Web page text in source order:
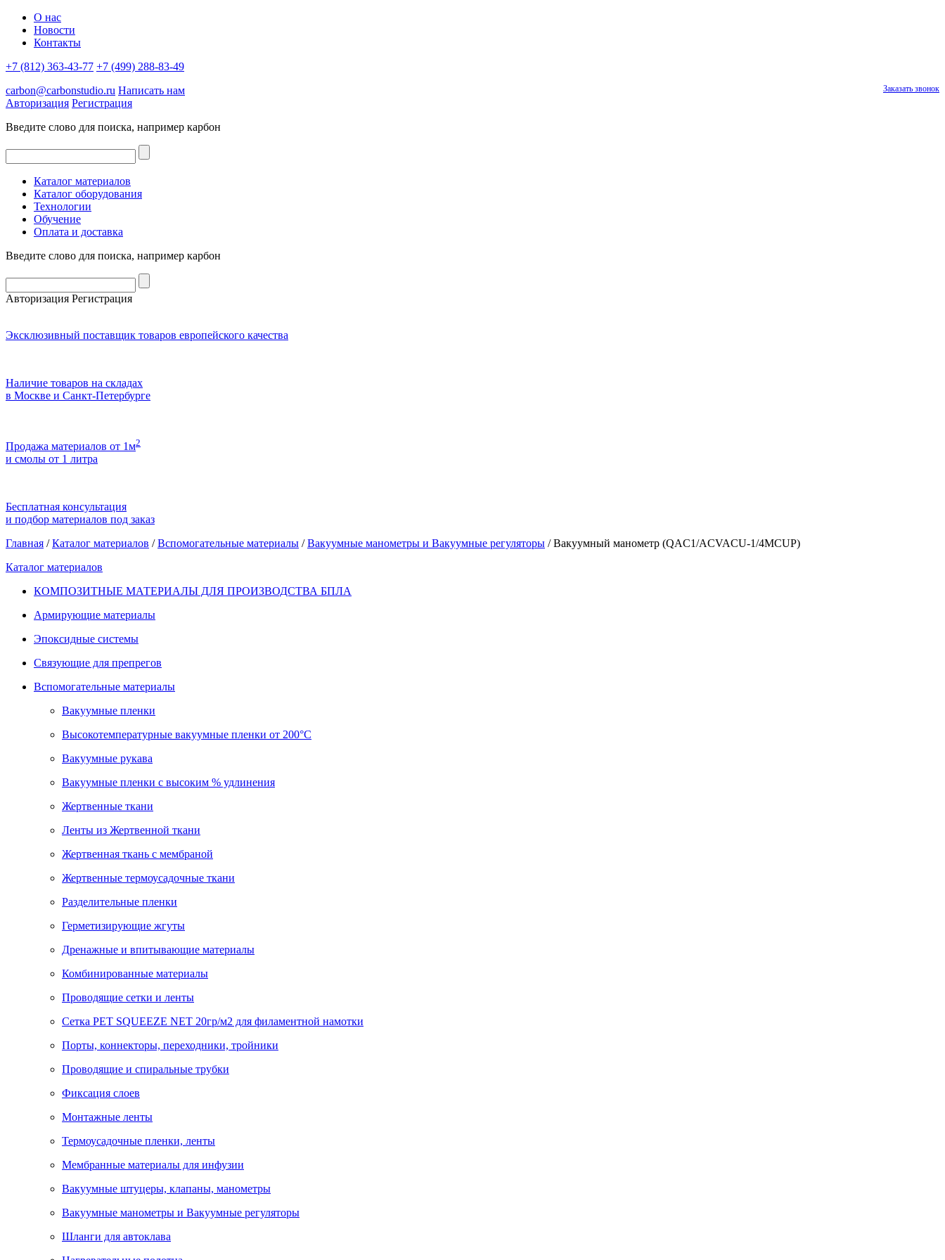
О нас
Новости
Контакты
+7 (812) 363-43-77 +7 (499) 288-83-49
Заказать звонок
carbon@carbonstudio.ru Написать нам
Авторизация Регистрация
Введите слово для поиска, например карбон
Каталог материалов
Каталог оборудования
Технологии
Обучение
Оплата и доставка
Введите слово для поиска, например карбон
Авторизация Регистрация
Эксклюзивный поставщик товаров европейского качества
Наличие товаров на складах
в Москве и Санкт-Петербурге
Продажа материалов от 1м2
и смолы от 1 литра
Бесплатная консультация
и подбор материалов под заказ
Главная / Каталог материалов / Вспомогательные материалы / Вакуумные манометры и Вакуумные регуляторы /Вакуумный манометр (QAC1/ACVACU-1/4MCUP)
Каталог материалов
КОМПОЗИТНЫЕ МАТЕРИАЛЫ ДЛЯ ПРОИЗВОДСТВА БПЛА
Армирующие материалы
Эпоксидные системы
Связующие для препрегов
Вспомогательные материалы
Вакуумные пленки
Высокотемпературные вакуумные пленки от 200°С
Вакуумные рукава
Вакуумные пленки с высоким % удлинения
Жертвенные ткани
Ленты из Жертвенной ткани
Жертвенная ткань с мембраной
Жертвенные термоусадочные ткани
Разделительные пленки
Герметизирующие жгуты
Дренажные и впитывающие материалы
Комбинированные материалы
Проводящие сетки и ленты
Сетка PET SQUEEZE NET 20гр/м2 для филаментной намотки
Порты, коннекторы, переходники, тройники
Проводящие и спиральные трубки
Фиксация слоев
Монтажные ленты
Термоусадочные пленки, ленты
Мембранные материалы для инфузии
Вакуумные штуцеры, клапаны, манометры
Вакуумные манометры и Вакуумные регуляторы
Шланги для автоклава